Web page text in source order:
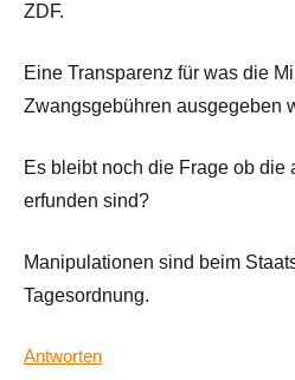
ZDF.
Eine Transparenz für was die
Zwangsgebühren ausgegeben
Es bleibt noch die Frage ob die
erfunden sind?
Manipulationen sind beim
Tagesordnung.
Antworten